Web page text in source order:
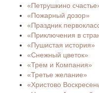
«Петрушкино
«Пожарный дозор»
«Праздник
«Приключения в
«Пушистая история»
«Снежный цветок»
«Трем и Компания»
«Третье желание»
«Христово